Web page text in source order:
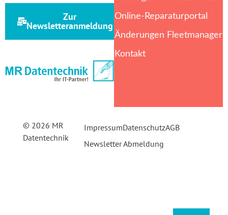
Zur
Newsletteranmeldung
Online-Reparaturportal
Änderungen Fleetmanager
Kontakt
ImpressumDatenschutzAGB
Newsletter Abmeldung
© 2026 MR
Datentechnik